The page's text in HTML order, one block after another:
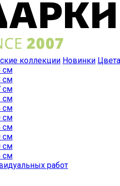
коллекции Новинки Цвета
см
см
см
см
см
см
см
см
см
см
работ